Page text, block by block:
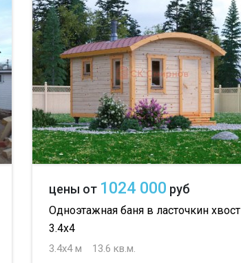
цены от 1024 000 руб
Одноэтажная баня в ласточкин хвост
3.4х4
3.4х4 м
13.6 кв.м.